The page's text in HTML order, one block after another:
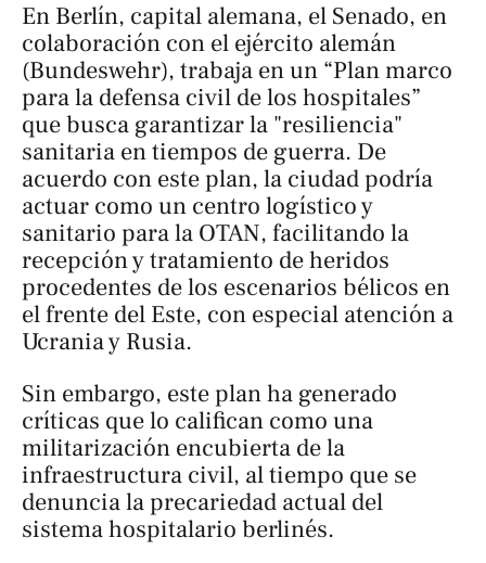
En Berlín, capital alemana, el Senado, en
colaboración con el ejército alemán
(Bundeswehr), trabaja en un “Plan marco
para la defensa civil de los hospitales”
que busca garantizar la "resiliencia"
sanitaria en tiempos de guerra. De
acuerdo con este plan, la ciudad podría
actuar como un centro logístico y
sanitario para la OTAN, facilitando la
recepción y tratamiento de heridos
procedentes de los escenarios bélicos en
el frente del Este, con especial atención a
Ucrania y Rusia.
Sin embargo, este plan ha generado
críticas que lo califican como una
militarización encubierta de la
infraestructura civil, al tiempo que se
denuncia la precariedad actual del
sistema hospitalario berlinés.